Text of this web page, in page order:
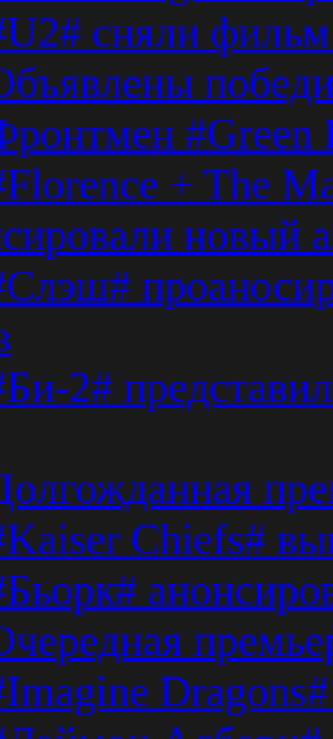
сняли
#Green
+ The
новый
2#
Chiefs#